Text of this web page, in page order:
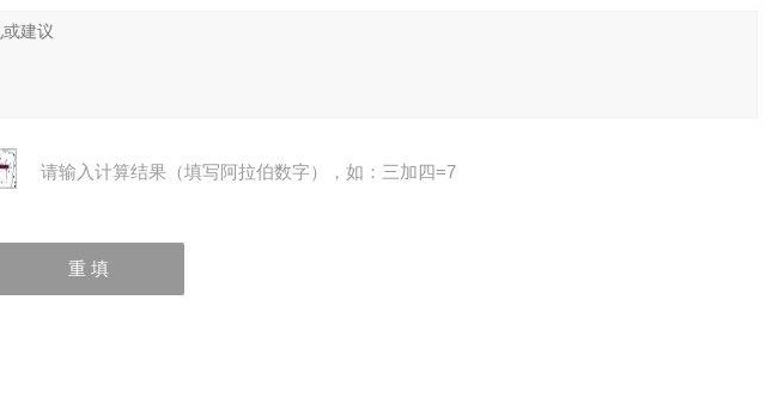
请输入计算结果（填写阿拉伯数字），如：三加四=7